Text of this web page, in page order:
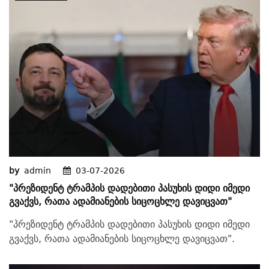
by admin 03-07-2026
"პრეზიდენტ Ტრამპის Დადებითი Პასუხის Დიდი Იმედი
Გვაქვს, Რათა Ადამიანების Სიცოცხლე Დავიცვათ"
"პრეზიდენტ ტრამპის დადებითი პასუხის დიდი იმედი
გვაქვს, რათა ადამიანების სიცოცხლე დავიცვათ".